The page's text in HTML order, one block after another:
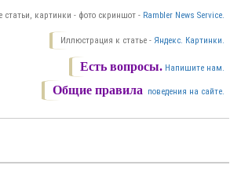
статьи, картинки - фото скриншот - Rambler News Service.
Иллюстрация к статье - Яндекс. Картинки.
Есть вопросы. Напишите нам.
Общие правила поведения на сайте.